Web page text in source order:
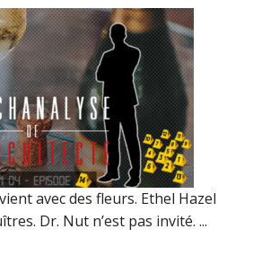
avec des fleurs. Ethel Hazel
Dr. Nut n’est pas invité. ...